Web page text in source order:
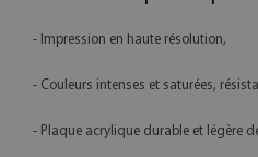
- Impression en haute résolution,
- Couleurs intenses et saturées,
- Plaque acrylique durable et légère